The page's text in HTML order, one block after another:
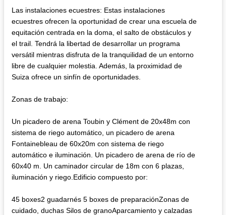
Las instalaciones ecuestres: Estas instalaciones
ecuestres ofrecen la oportunidad de crear una escuela de
equitación centrada en la doma, el salto de obstáculos y
el trail. Tendrá la libertad de desarrollar un programa
versátil mientras disfruta de la tranquilidad de un entorno
libre de cualquier molestia. Además, la proximidad de
Suiza ofrece un sinfín de oportunidades.
Zonas de trabajo:
Un picadero de arena Toubin y Clément de 20x48m con
sistema de riego automático, un picadero de arena
Fontainebleau de 60x20m con sistema de riego
automático e iluminación. Un picadero de arena de río de
60x40 m. Un caminador circular de 18m con 6 plazas,
iluminación y riego.Edificio compuesto por:
45 boxes2 guadarnés 5 boxes de preparaciónZonas de
cuidado, duchas Silos de granoAparcamiento y calzadas